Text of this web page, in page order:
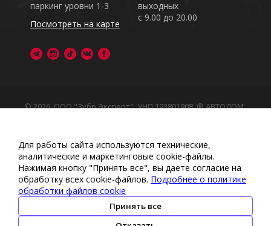
выходных
с 9.00 до 20.00
паркинг уровни 1-3
Посмотреть на карте
© 2026, ООО "Зубр Эксперт", УНП 193801908. ® АВТОДОМ
сайт носит исключительно информационный характер
Любое использование либо копирование материалов
или подборки материалов сайта, элементов дизайна и
оформления запрещено
Политика обработки персональных данных
обработки файлов cookie•Политика видеонаблюдения
•Условия обработки персональных данных
Для работы сайта используются технические,
аналитические и маркетинговые сооkіе-файлы.
Нажимая кнопку "Принять все", вы даете согласие на
обработку всех cookie-файлов. Подробнее о политике
обработки файлов cookie
Принять все